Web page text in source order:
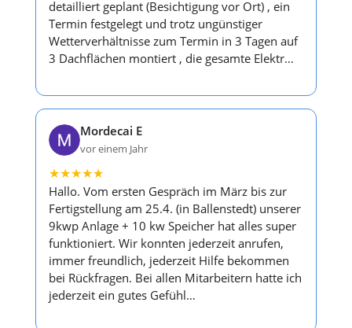
detailliert geplant (Besichtigung vor Ort) , ein
Termin festgelegt und trotz ungünstiger
Wetterverhältnisse zum Termin in 3 Tagen auf
3 Dachflächen montiert , die gesamte Elektr…
Mordecai E
vor einem Jahr
★★★★★
Hallo. Vom ersten Gespräch im März bis zur
Fertigstellung am 25.4. (in Ballenstedt) unserer
9kwp Anlage + 10 kw Speicher hat alles super
funktioniert. Wir konnten jederzeit anrufen,
immer freundlich, jederzeit Hilfe bekommen
bei Rückfragen. Bei allen Mitarbeitern hatte ich
jederzeit ein gutes Gefühl…